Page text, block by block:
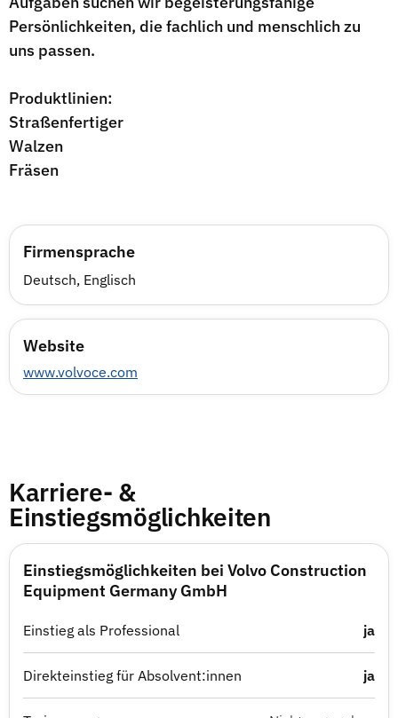
Persönlichkeiten, die fachlich und menschlich zu
uns passen.
Produktlinien:
Straßenfertiger
Walzen
Fräsen
Firmensprache
Deutsch, Englisch
Website
www.volvoce.com
Karriere- &
Einstiegsmöglichkeiten
Einstiegsmöglichkeiten bei Volvo Construction
Equipment Germany GmbH
Einstieg als Professional ja
Direkteinstieg für Absolvent:innen ja